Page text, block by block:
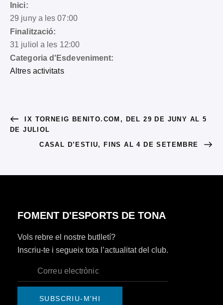
Inici:
29 juny a les 07:00
Finalització:
31 juliol a les 12:00
Categoria d'Esdeveniment:
Altres activitats
IX TORNEIG BENITO.COM, DEL 29 DE JUNY AL 5
DE JULIOL
CASAL D’ESTIU, FINS AL 4 DE SETEMBRE
FOMENT D'ESPORTS DE TONA
Vols rebre el nostre butlletí?
Inscriu-te i segueix tota l’actualitat del club.
SUBSCRIU-M'HI